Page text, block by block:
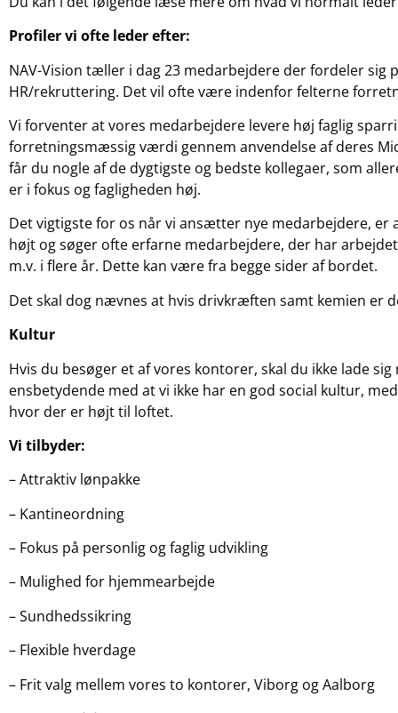
Profiler vi ofte leder efter:
NAV-Vision tæller i dag 23 medarbejdere der fordeler
HR/rekruttering. Det vil ofte være indenfor felterne
Vi forventer at vores medarbejdere levere høj faglig
forretningsmæssig værdi gennem anvendelse af deres
får du nogle af de dygtigste og bedste kollegaer, som
er i fokus og fagligheden høj.
Det vigtigste for os når vi ansætter nye medarbejdere,
højt og søger ofte erfarne medarbejdere, der har
m.v. i flere år. Dette kan være fra begge sider af bordet.
Det skal dog nævnes at hvis drivkræften samt kemien er
Kultur
Hvis du besøger et af vores kontorer, skal du ikke lade
ensbetydende med at vi ikke har en god social kultur,
hvor der er højt til loftet.
Vi tilbyder:
– Attraktiv lønpakke
– Kantineordning
– Fokus på personlig og faglig udvikling
– Mulighed for hjemmearbejde
– Sundhedssikring
– Flexible hverdage
– Frit valg mellem vores to kontorer, Viborg og Aalborg